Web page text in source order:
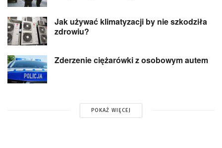
Jak używać klimatyzacji by nie szkodziła
zdrowiu?
Zderzenie ciężarówki z osobowym autem
POKAŻ WIĘCEJ